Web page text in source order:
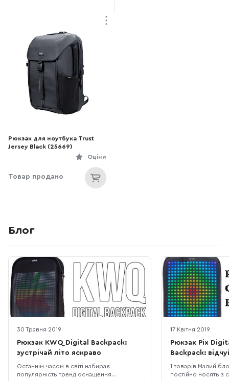
Рюкзак для ноутбука Trust
Jersey Black (25669)
Оціни
Товар продано
Блог
30 Травня 2019
Рюкзак KWQ Digital Backpack:
зустрічай літо яскраво
Останнім часом в світі набирає
популярність тренд оснащення
17 Квітня 2019
Рюкзак Pix
Backpack:
дизайнером
1 товарів Малий блок У нас в офісі
постійно носять з